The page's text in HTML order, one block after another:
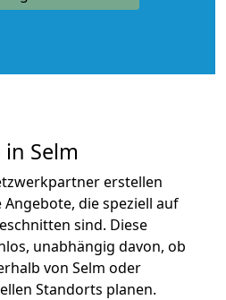
Selm
erstellen
die speziell auf
sind. Diese
unabhängig davon, ob
von Selm oder
Standorts planen.